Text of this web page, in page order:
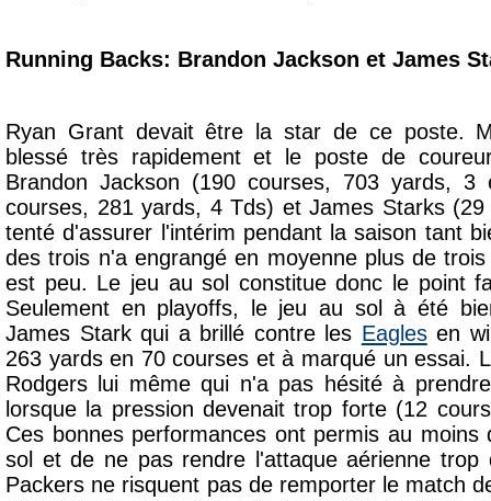
Running Backs: Brandon Jackson et James
Ryan Grant devait être la star de ce poste.
blessé très rapidement et le poste de
Brandon Jackson (190 courses, 703 yards, 3
courses, 281 yards, 4 Tds) et James Starks
tenté d'assurer l'intérim pendant la saison tant
des trois n'a engrangé en moyenne plus de
est peu. Le jeu au sol constitue donc le point
Seulement en playoffs, le jeu au sol à été
James Stark qui a brillé contre les Eaglesen
263 yards en 70 courses et à marqué un essai.
Rodgers lui même qui n'a pas hésité à
lorsque la pression devenait trop forte (12
Ces bonnes performances ont permis au
sol et de ne pas rendre l'attaque aérienne trop
Packers ne risquent pas de remporter le match